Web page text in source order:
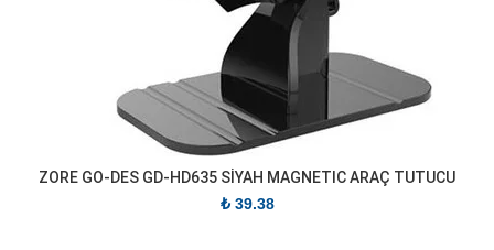
ZORE GO-DES GD-HD635 SİYAH MAGNETIC ARAÇ TUTUCU
₺39.38